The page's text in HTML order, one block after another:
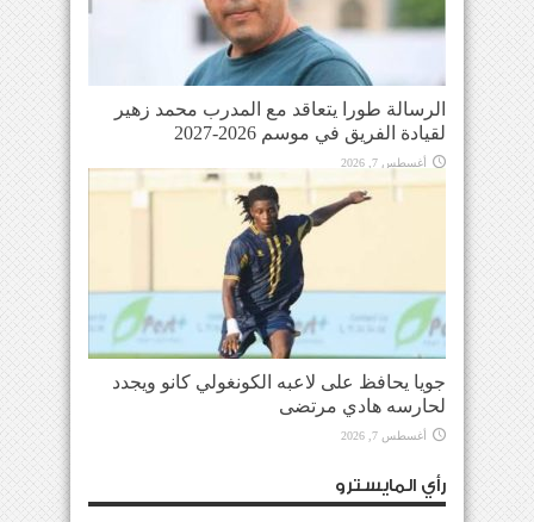
الرسالة طورا يتعاقد مع المدرب محمد زهير
لقيادة الفريق في موسم 2026-2027
أغسطس 7, 2026
جويا يحافظ على لاعبه الكونغولي كانو ويجدد
لحارسه هادي مرتضى
أغسطس 7, 2026
رأي المايسترو